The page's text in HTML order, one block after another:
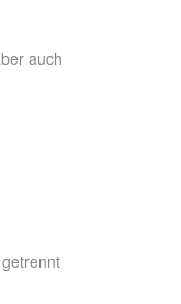
auch